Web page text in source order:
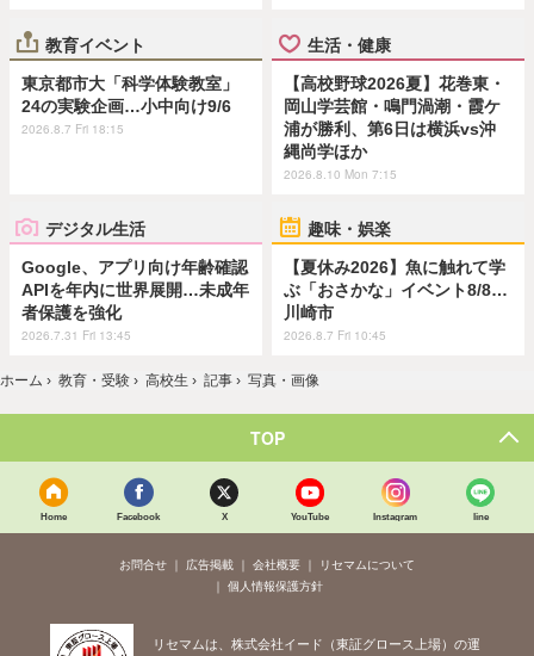
教育イベント
東京都市大「科学体験教室」
24の実験企画…小中向け9/6
2026.8.7 Fri 18:15
生活・健康
【高校野球2026夏】花巻東・
岡山学芸館・鳴門渦潮・霞ケ
浦が勝利、第6日は横浜vs沖
縄尚学ほか
2026.8.10 Mon 7:15
デジタル生活
Google、アプリ向け年齢確認
APIを年内に世界展開…未成年
者保護を強化
2026.7.31 Fri 13:45
趣味・娯楽
【夏休み2026】魚に触れて学
ぶ「おさかな」イベント8/8…
川崎市
2026.8.7 Fri 10:45
ホーム › 教育・受験 › 高校生 › 記事 › 写真・画像
TOP
Home Facebook X YouTube Instagram line
お問合せ 広告掲載 会社概要
リセマムについて
個人情報保護方針
リセマムは、株式会社イード（東証グロース上場）の運